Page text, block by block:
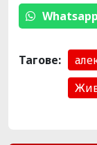
Whatsapp
Тагове: